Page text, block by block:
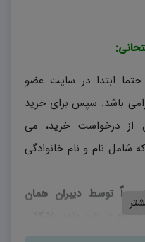
حتما ابتدا در سایت عضو
باشد. سپس برای خرید
از درخواست خرید، می
شامل نام و نام خانوادگی
توسط دیبران همان